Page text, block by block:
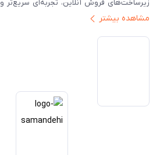
زیرساخت‌های فروش آنلاین، تجربه‌ای سریع‌تر
ایران ارائه دهیم. تبدیل‌شدن به مرجعی قابل
خدمات و به‌روزرسانی مداوم محصولات، مسیر
داریم آینده بازار دیجیتال متعلق به
را در اولویت قرار می‌دهند. گوشی آنلاین با
سمت تحقق این چشم‌انداز حرکت می‌کند.
مشاهده بیشتر